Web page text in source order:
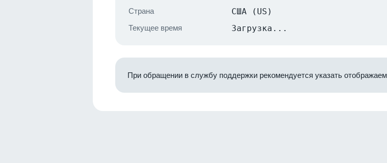
Страна США (US)
Текущее время Загрузка...
При обращении в службу поддержки рекомендуется указать